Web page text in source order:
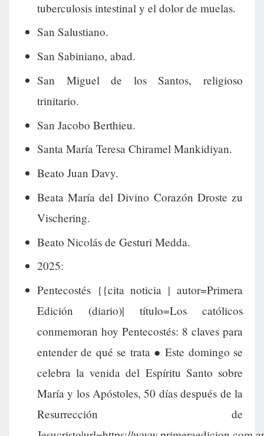
tuberculosis intestinal y el dolor de muelas.
San Salustiano.
San Sabiniano, abad.
San Miguel de los Santos, religioso
trinitario.
San Jacobo Berthieu.
Santa María Teresa Chiramel Mankidiyan.
Beato Juan Davy.
Beata María del Divino Corazón Droste zu
Vischering.
Beato Nicolás de Gesturi Medda.
2025:
Pentecostés {{cita noticia | autor=Primera
Edición (diario)| título=Los católicos
conmemoran hoy Pentecostés: 8 claves para
entender de qué se trata ● Este domingo se
celebra la venida del Espíritu Santo sobre
María y los Apóstoles, 50 días después de la
Resurrección de